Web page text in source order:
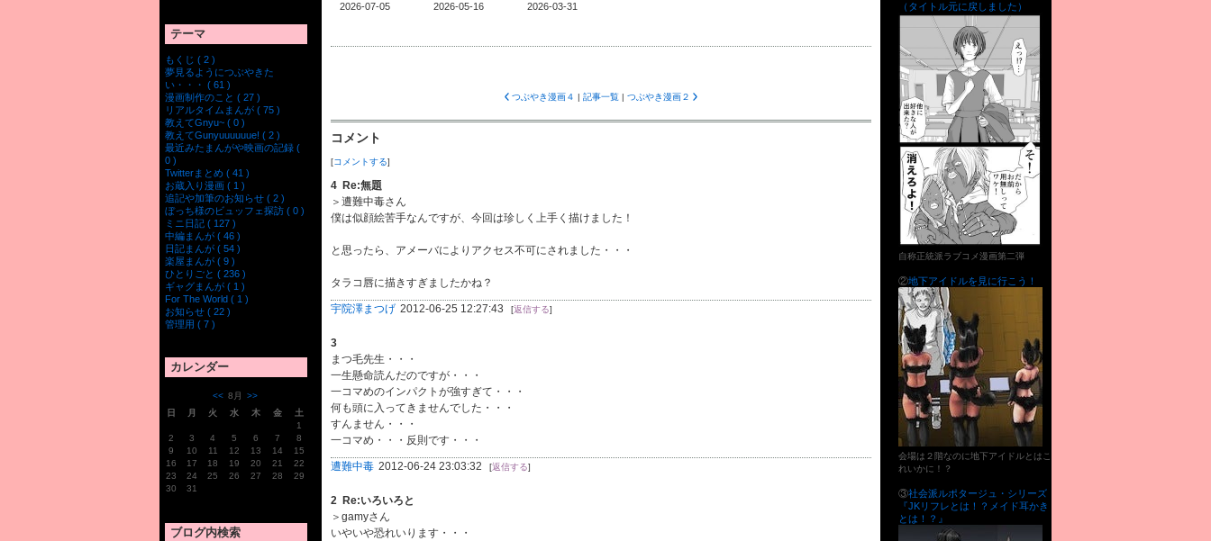
テーマ
もくじ ( 2 )
夢見るようにつぶやきた
い・・・ ( 61 )
漫画制作のこと ( 27 )
リアルタイムまんが ( 75 )
教えてGnyu~ ( 0 )
教えてGunyuuuuuue! ( 2 )
最近みたまんがや映画の記録 (
0 )
Twitterまとめ ( 41 )
お蔵入り漫画 ( 1 )
追記や加筆のお知らせ ( 2 )
ぼっち様のビュッフェ探訪 ( 0 )
ミニ日記 ( 127 )
中編まんが ( 46 )
日記まんが ( 54 )
楽屋まんが ( 9 )
ひとりごと ( 236 )
ギャグまんが ( 1 )
For The World ( 1 )
お知らせ ( 22 )
管理用 ( 7 )
カレンダー
<< 8月
>>
日
月 火 水 木 金
土
1
2
3 4 5 6 7
8
9
10 11 12 13 14
15
16
17 18 19 20 21
22
23
24 25 26 27 28
29
30
31
ブログ内検索
2026-07-05
2026-05-16
2026-03-31
つぶやき漫画４ | 記事一覧 | つぶやき漫画２
コメント
[コメントする]
4 Re:無題
＞遭難中毒さん
僕は似顔絵苦手なんですが、今回は珍しく上手く描けました！
と思ったら、アメーバによりアクセス不可にされました・・・
タラコ唇に描きすぎましたかね？
宇院澤まつげ 2012-06-25 12:27:43 [返信する]
3
まつ毛先生・・・
一生懸命読んだのですが・・・
一コマめのインパクトが強すぎて・・・
何も頭に入ってきませんでした・・・
すんません・・・
一コマめ・・・反則です・・・
遭難中毒 2012-06-24 23:03:32 [返信する]
2 Re:いろいろと
＞gamyさん
いやいや恐れいります・・・
（タイトル元に戻しました）
自称正統派ラブコメ漫画第二弾
②地下アイドルを見に行こう！
会場は２階なのに地下アイドルとはこ
れいかに！？
③社会派ルポタージュ・シリーズ
『JKリフレとは！？メイド耳かき
とは！？』